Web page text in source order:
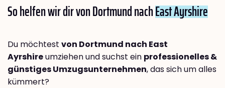
So helfen wir dir von Dortmund nachEast Ayrshire
Du möchtest von Dortmund nach East
Ayrshireumziehen und suchst ein professionelles &
günstiges Umzugsunternehmen, das sich um alles
kümmert?